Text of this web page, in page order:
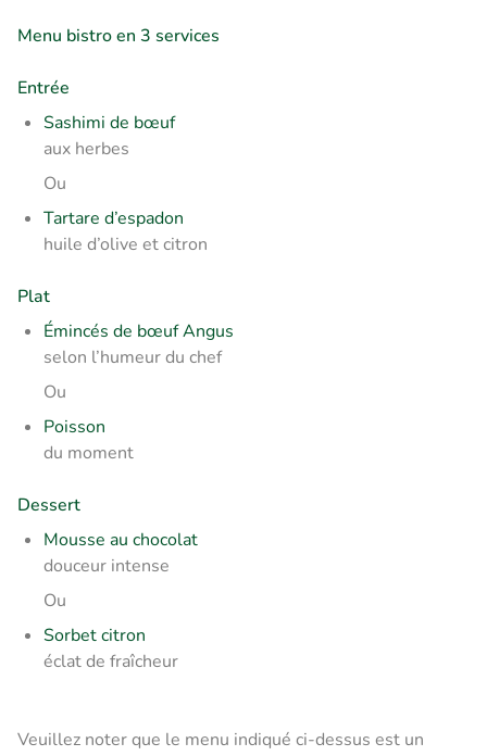
Menu bistro en 3 services
Entrée
Sashimi de bœuf
aux herbes
Ou
Tartare d’espadon
huile d’olive et citron
Plat
Émincés de bœuf Angus
selon l’humeur du chef
Ou
Poisson
du moment
Dessert
Mousse au chocolat
douceur intense
Ou
Sorbet citron
éclat de fraîcheur
Veuillez noter que le menu indiqué ci-dessus est un